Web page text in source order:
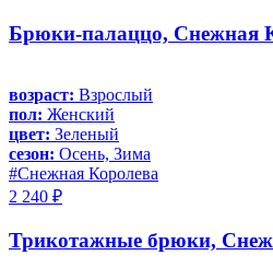
Брюки-палаццо, Снежная
возраст: Взрослый
пол: Женский
цвет: Зеленый
сезон: Осень, Зима
#Снежная Королева
2 240 ₽
Трикотажные брюки,